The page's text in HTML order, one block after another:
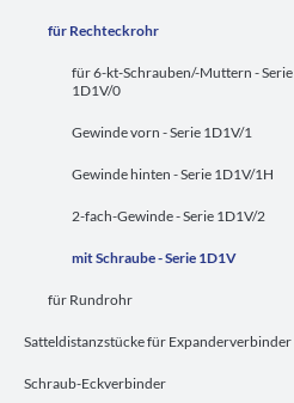
für Rechteckrohr
für 6-kt-Schrauben/-Muttern - Serie
1D1V/0
Gewinde vorn - Serie 1D1V/1
Gewinde hinten - Serie 1D1V/1H
2-fach-Gewinde - Serie 1D1V/2
mit Schraube - Serie 1D1V
für Rundrohr
Satteldistanzstücke für Expanderverbinder
Schraub-Eckverbinder